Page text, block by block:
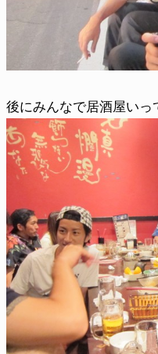
後にみんなで居酒屋い